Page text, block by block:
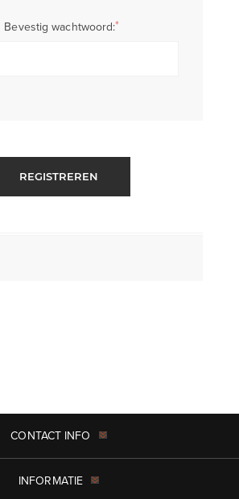
Bevestig wachtwoord:*
REGISTREREN
CONTACT INFO
INFORMATIE